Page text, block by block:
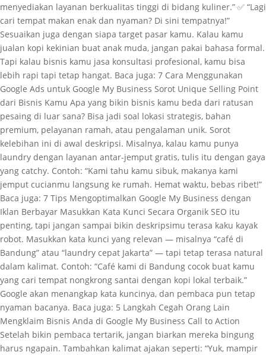
menyediakan layanan berkualitas tinggi di bidang kuliner.” ✅ “Lagi
cari tempat makan enak dan nyaman? Di sini tempatnya!”
Sesuaikan juga dengan siapa target pasar kamu. Kalau kamu
jualan kopi kekinian buat anak muda, jangan pakai bahasa formal.
Tapi kalau bisnis kamu jasa konsultasi profesional, kamu bisa
lebih rapi tapi tetap hangat. Baca juga: 7 Cara Menggunakan
Google Ads untuk Google My Business Sorot Unique Selling Point
dari Bisnis Kamu Apa yang bikin bisnis kamu beda dari ratusan
pesaing di luar sana? Bisa jadi soal lokasi strategis, bahan
premium, pelayanan ramah, atau pengalaman unik. Sorot
kelebihan ini di awal deskripsi. Misalnya, kalau kamu punya
laundry dengan layanan antar-jemput gratis, tulis itu dengan gaya
yang catchy. Contoh: “Kami tahu kamu sibuk, makanya kami
jemput cucianmu langsung ke rumah. Hemat waktu, bebas ribet!”
Baca juga: 7 Tips Mengoptimalkan Google My Business dengan
Iklan Berbayar Masukkan Kata Kunci Secara Organik SEO itu
penting, tapi jangan sampai bikin deskripsimu terasa kaku kayak
robot. Masukkan kata kunci yang relevan — misalnya “café di
Bandung” atau “laundry cepat Jakarta” — tapi tetap terasa natural
dalam kalimat. Contoh: “Café kami di Bandung cocok buat kamu
yang cari tempat nongkrong santai dengan kopi lokal terbaik.”
Google akan menangkap kata kuncinya, dan pembaca pun tetap
nyaman bacanya. Baca juga: 5 Langkah Cegah Orang Lain
Mengklaim Bisnis Anda di Google My Business Call to Action
Setelah bikin pembaca tertarik, jangan biarkan mereka bingung
harus ngapain. Tambahkan kalimat ajakan seperti: “Yuk, mampir